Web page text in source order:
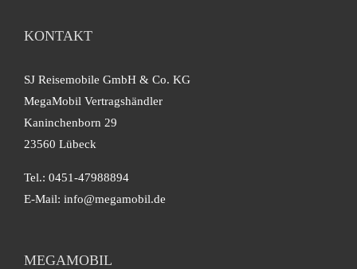
KONTAKT
SJ Reisemobile GmbH & Co. KG
MegaMobil Vertragshändler
Kaninchenborn 29
23560 Lübeck
Tel.: 0451-47988894
E-Mail: info@megamobil.de
MEGAMOBIL